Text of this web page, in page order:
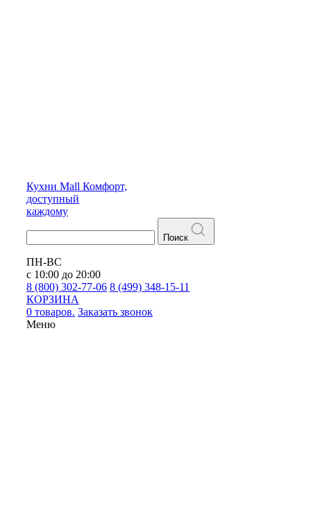
Кухни Mall Комфорт,
доступный
каждому
Поиск
ПН-ВС
с 10:00 до 20:00
8 (800) 302-77-06 8 (499) 348-15-11
КОРЗИНА
0 товаров. Заказать звонок
Меню